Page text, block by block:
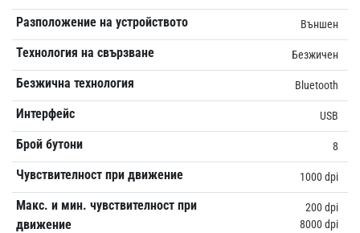
Разположение на устройството Външен
Технология на свързване Безжичен
Безжична технология Bluetooth
Интерфейс USB
Брой бутони 8
Чувствителност при движение 1000 dpi
Макс. и мин. чувствителност при
движение
200 dpi
8000 dpi